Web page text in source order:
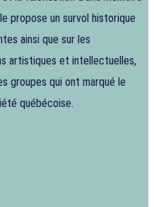
propose un survol historique
ainsi que sur les
artistiques et intellectuelles,
groupes qui ont marqué le
québécoise.